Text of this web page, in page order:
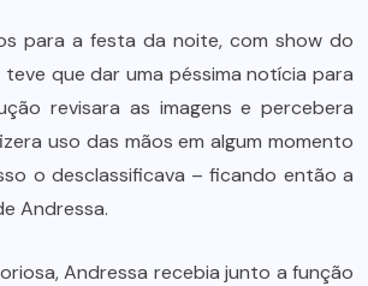
para a festa da noite, com show do
teve que dar uma péssima notícia para
revisara as imagens e percebera
uso das mãos em algum momento
o desclassificava – ficando então a
Andressa.
Andressa recebia junto a função